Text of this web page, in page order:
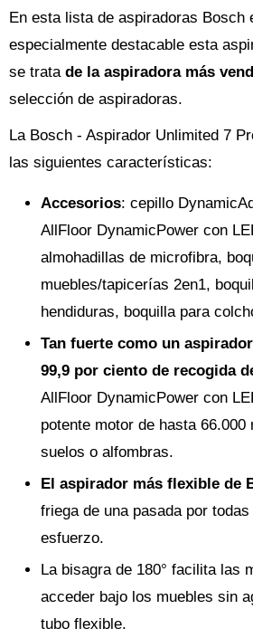
En esta lista de aspiradoras Bosch
especialmente destacable esta
se trata de la aspiradora más
selección de aspiradoras.
La Bosch - Aspirador Unlimited 7
las siguientes características:
Accesorios: cepillo
AllFloor DynamicPower con
almohadillas de microfibra,
muebles/tapicerías 2en1,
hendiduras, boquilla para
Tan fuerte como un
99,9 por ciento de recogida
AllFloor DynamicPower con
potente motor de hasta
suelos o alfombras.
El aspirador más flexible de
friega de una pasada por
esfuerzo.
La bisagra de 180° facilita las
acceder bajo los muebles sin
tubo flexible.